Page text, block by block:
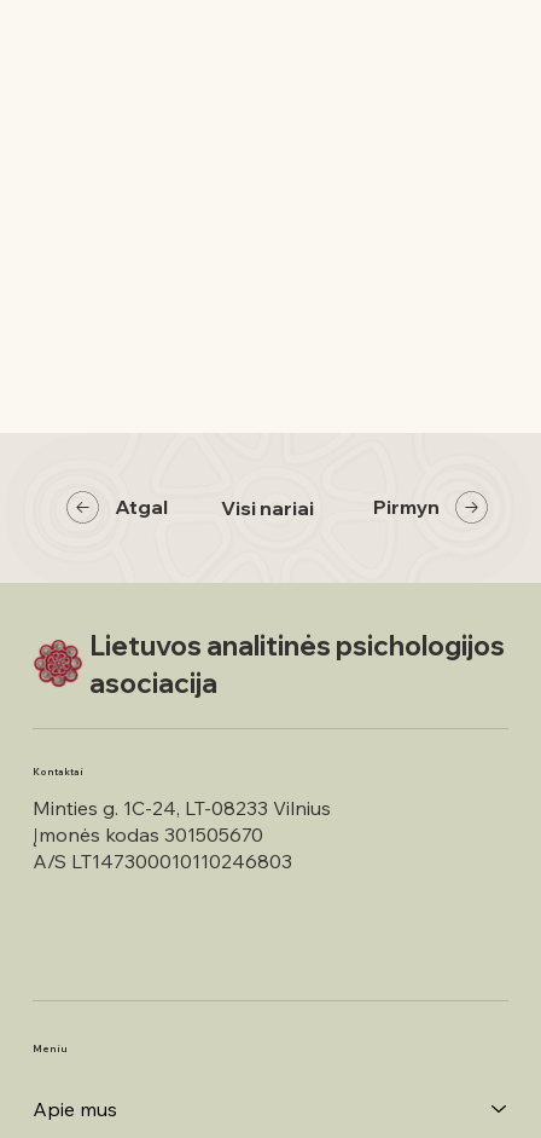
Atgal Pirmyn
Visi nariai
Lietuvos analitinės psichologijos
asociacija
Kontaktai
Minties g. 1C-24, LT-08233 Vilnius
Įmonės kodas 301505670
A/S LT147300010110246803
Meniu
Apie mus